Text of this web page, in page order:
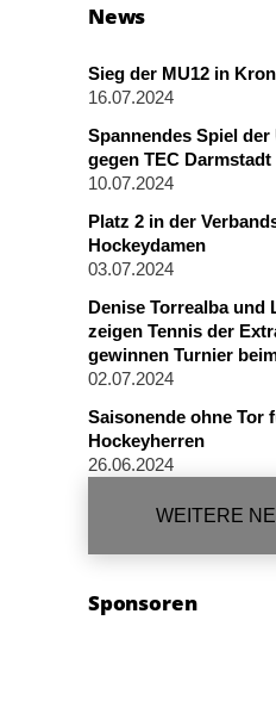
News
Sieg der MU12 in
16.07.2024
Spannendes Spiel der
gegen TEC Darmstadt
10.07.2024
Platz 2 in der
Hockeydamen
03.07.2024
Denise Torrealba und
zeigen Tennis der
gewinnen Turnier
02.07.2024
Saisonende ohne Tor
Hockeyherren
26.06.2024
WEITERE
Sponsoren